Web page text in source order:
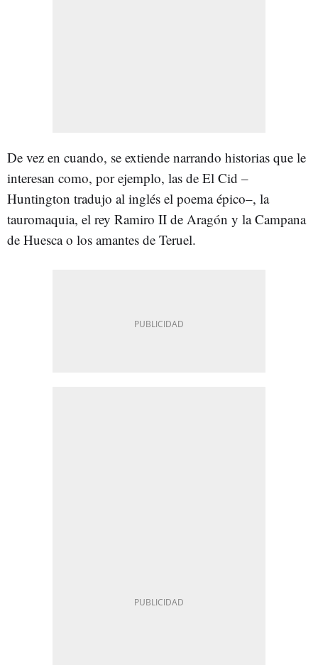
De vez en cuando, se extiende narrando historias que le
interesan como, por ejemplo, las de El Cid –
Huntington tradujo al inglés el poema épico–, la
tauromaquia, el rey Ramiro II de Aragón y la Campana
de Huesca o los amantes de Teruel.